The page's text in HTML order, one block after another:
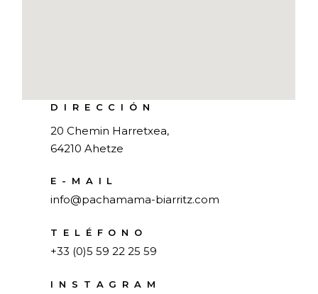
DIRECCIÓN
20 Chemin Harretxea,
64210 Ahetze
E-MAIL
info@pachamama-biarritz.com
TELÉFONO
+33 (0)5 59 22 25 59
INSTAGRAM